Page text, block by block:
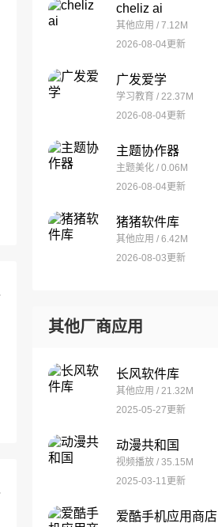
cheliz ai
其他应用 / 7.12M
2026-08-04更新
广发爱学
学习教育 / 22.37M
2026-08-04更新
主题协作器
主题美化 / 0.06M
2026-08-04更新
猪猪软件库
其他应用 / 6.42M
2026-08-03更新
其他厂商应用
长风软件库
其他应用 / 21.32M
2025-05-27更新
动漫共和国
视频播放 / 35.15M
2025-03-11更新
爱酷手机应用商店